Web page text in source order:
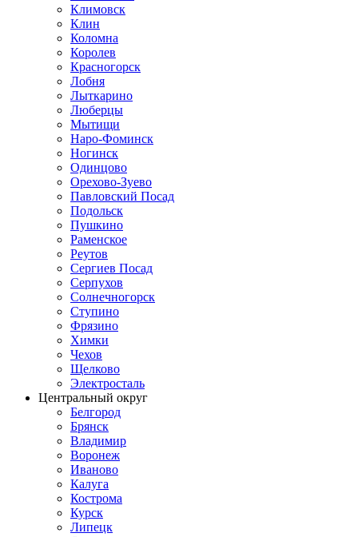
Климовск
Клин
Коломна
Королев
Красногорск
Лобня
Лыткарино
Люберцы
Мытищи
Наро-Фоминск
Ногинск
Одинцово
Орехово-Зуево
Павловский Посад
Подольск
Пушкино
Раменское
Реутов
Сергиев Посад
Серпухов
Солнечногорск
Ступино
Фрязино
Химки
Чехов
Щелково
Электросталь
Центральный округ
Белгород
Брянск
Владимир
Воронеж
Иваново
Калуга
Кострома
Курск
Липецк